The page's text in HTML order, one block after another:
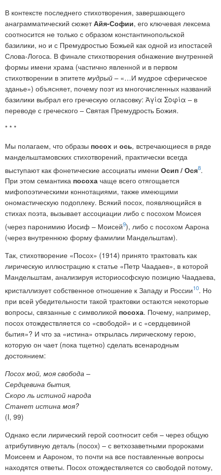
В контексте последнего стихотворения, завершающего
анаграмматический сюжет Айя-Софии, его ключевая лексема
соотносится не только с образом константинопольской
базилики, но и с Премудростью Божьей как одной из ипостасей
Слова-Логоса. В финале стихотворения обнажение внутренней
формы имени храма (частично явленной и в первом
стихотворении в эпитете мудрый – «…И мудрое сферическое
зданье») объясняет, почему поэт из многочисленных названий
базилики выбрал его греческую огласовку: Ἁγία Σοφία – в
переводе с греческого – Святая Премудрость Божия.
* * *
Мы полагаем, что образы посох и ось, встречающиеся в ряде
мандельштамовских стихотворений, практически всегда
выступают как фонетические ассоциаты имени Осип / Ося8.
При этом семантика посоха чаще всего отягощается
мифопоэтическими коннотациями, также имеющими
ономастическую подоплеку. Всякий посох, появляющийся в
стихах поэта, вызывает ассоциации либо с посохом Моисея
(через паронимию Иосиф – Моисей9), либо с посохом Аарона
(через внутреннюю форму фамилии Мандельштам).
Так, стихотворение «Посох» (1914) принято трактовать как
лирическую иллюстрацию к статье «Петр Чаадаев», в которой
Мандельштам, анализируя историософскую позицию Чаадаева,
кристаллизует собственное отношение к Западу и России10. Но
при всей убедительности такой трактовки остаются некоторые
вопросы, связанные с символикой посоха. Почему, например,
посох отождествляется со «свободой» и с «сердцевиной
бытия»? И что за «истина» открылась лирическому герою,
которую он чает (пока тщетно) сделать всенародным
достоянием:
Посох мой, моя свобода –
Сердцевина бытия,
Скоро ль истиной народа
Станет истина моя?
(I, 99)
Однако если лирический герой соотносит себя – через общую
атрибутивную деталь (посох) – с ветхозаветными пророками
Моисеем и Аароном, то почти на все поставленные вопросы
находятся ответы. Посох отождествляется со свободой потому,